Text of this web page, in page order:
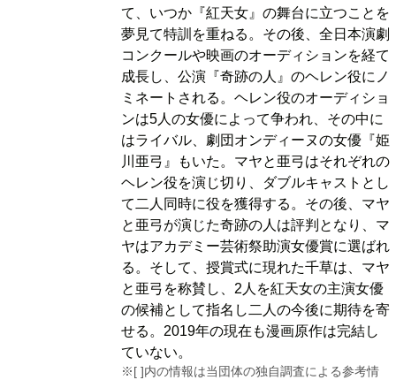
て、いつか『紅天女』の舞台に立つことを
夢見て特訓を重ねる。その後、全日本演劇
コンクールや映画のオーディションを経て
成長し、公演『奇跡の人』のヘレン役にノ
ミネートされる。ヘレン役のオーディショ
ンは5人の女優によって争われ、その中に
はライバル、劇団オンディーヌの女優『姫
川亜弓』もいた。マヤと亜弓はそれぞれの
ヘレン役を演じ切り、ダブルキャストとし
て二人同時に役を獲得する。その後、マヤ
と亜弓が演じた奇跡の人は評判となり、マ
ヤはアカデミー芸術祭助演女優賞に選ばれ
る。そして、授賞式に現れた千草は、マヤ
と亜弓を称賛し、2人を紅天女の主演女優
の候補として指名し二人の今後に期待を寄
せる。2019年の現在も漫画原作は完結し
ていない。
※[ ]内の情報は当団体の独自調査による参考情